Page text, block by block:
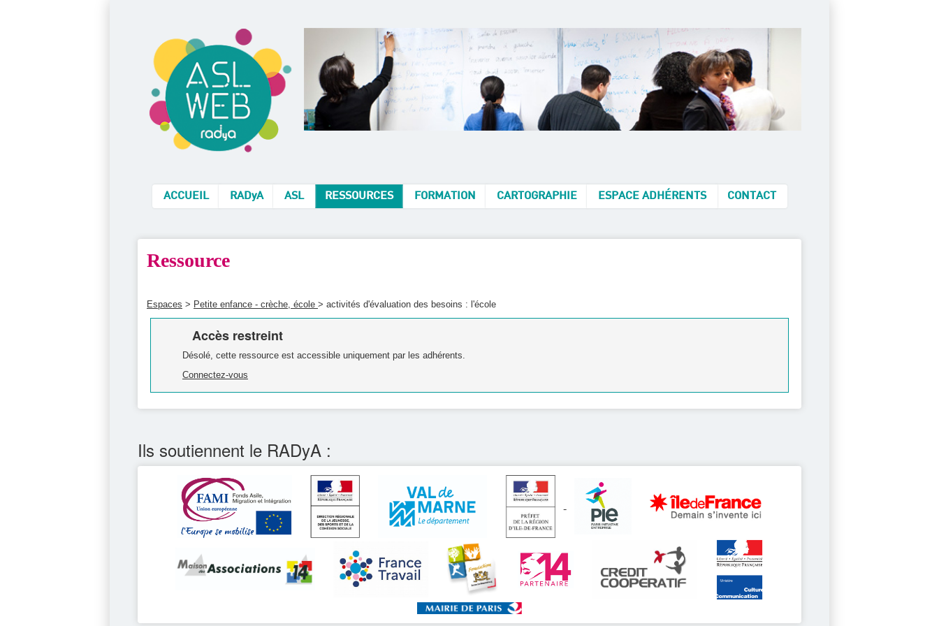
ACCUEIL RADyA ASL RESSOURCES FORMATION CARTOGRAPHIE ESPACE ADHÉRENTS CONTACT
Ressource
Espaces > Petite enfance - crèche, école > activités d'évaluation des besoins : l'école
Accès restreint
Désolé, cette ressource est accessible uniquement par les adhérents.
Connectez-vous
Ils soutiennent le RADyA :